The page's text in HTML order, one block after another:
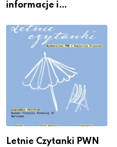
informacje i
Letnie Czytanki PWN